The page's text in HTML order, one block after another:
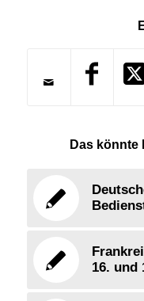
Das könnte
16. und